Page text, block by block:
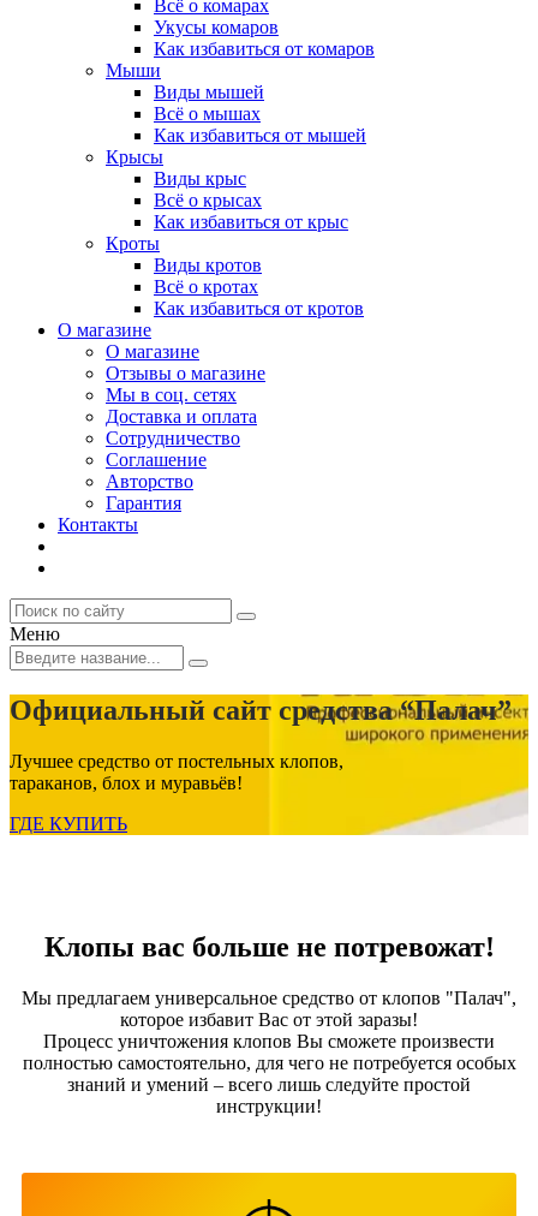
Всё о комарах
Укусы комаров
Как избавиться от комаров
Мыши
Виды мышей
Всё о мышах
Как избавиться от мышей
Крысы
Виды крыс
Всё о крысах
Как избавиться от крыс
Кроты
Виды кротов
Всё о кротах
Как избавиться от кротов
О магазине
О магазине
Отзывы о магазине
Мы в соц. сетях
Доставка и оплата
Сотрудничество
Соглашение
Авторство
Гарантия
Контакты
Меню
Официальный сайт средства “Палач”
Лучшее средство от постельных клопов,
тараканов, блох и муравьёв!
ГДЕ КУПИТЬ
Клопы вас больше не потревожат!
Мы предлагаем универсальное средство от клопов "Палач",
которое избавит Вас от этой заразы!
Процесс уничтожения клопов Вы сможете произвести
полностью самостоятельно, для чего не потребуется особых
знаний и умений – всего лишь следуйте простой
инструкции!